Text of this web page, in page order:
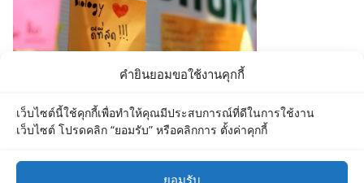
คำยินยอมขอใช้งานคุกกี้
เว็บไซต์นี้ใช้คุกกี้เพื่อทำให้คุณมีประสบการณ์ที่ดีในการใช้งาน
เว็บไซต์ โปรดคลิก “ยอมรับ” หรือคลิกการ ตั้งค่าคุกกี้
ยอมรับ
i